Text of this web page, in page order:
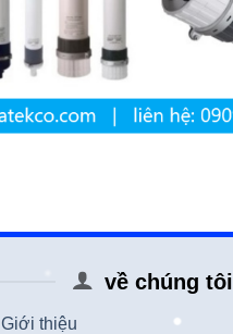
về chúng tôi
Giới thiệu